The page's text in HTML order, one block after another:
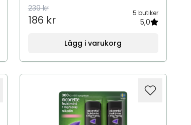
239 kr
186 kr
5 butiker
5,0
Lägg i varukorg